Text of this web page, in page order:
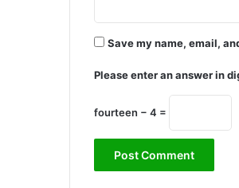
Save my name, email,
Please enter an answer in
fourteen − 4 =